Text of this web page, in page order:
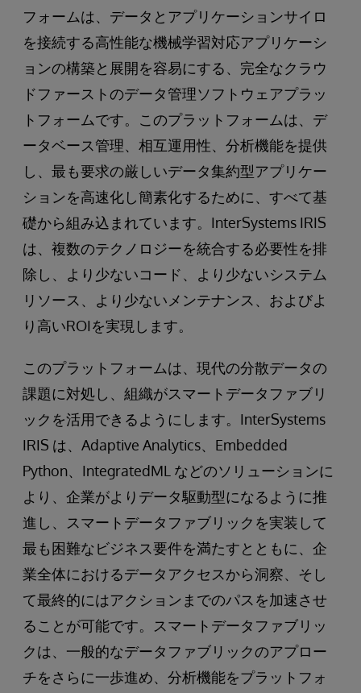
フォームは、データとアプリケーションサイロ
を接続する高性能な機械学習対応アプリケーシ
ョンの構築と展開を容易にする、完全なクラウ
ドファーストのデータ管理ソフトウェアプラッ
トフォームです。このプラットフォームは、デ
ータベース管理、相互運用性、分析機能を提供
し、最も要求の厳しいデータ集約型アプリケー
ションを高速化し簡素化するために、すべて基
礎から組み込まれています。InterSystems IRIS
は、複数のテクノロジーを統合する必要性を排
除し、より少ないコード、より少ないシステム
リソース、より少ないメンテナンス、およびよ
り高いROIを実現します。
このプラットフォームは、現代の分散データの
課題に対処し、組織がスマートデータファブリ
ックを活用できるようにします。InterSystems
IRIS は、Adaptive Analytics、Embedded
Python、IntegratedML などのソリューションに
より、企業がよりデータ駆動型になるように推
進し、スマートデータファブリックを実装して
最も困難なビジネス要件を満たすとともに、企
業全体におけるデータアクセスから洞察、そし
て最終的にはアクションまでのパスを加速させ
ることが可能です。スマートデータファブリッ
クは、一般的なデータファブリックのアプロー
チをさらに一歩進め、分析機能をプラットフォ